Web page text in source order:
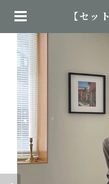
【セッ